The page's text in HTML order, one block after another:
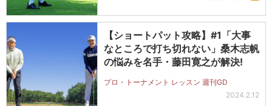
【ショートパット攻略】#1「大事
なところで打ち切れない」桑木志帆
の悩みを名手・藤田寛之が解決!
プロ・トーナメント レッスン 週刊GD
2024.2.12